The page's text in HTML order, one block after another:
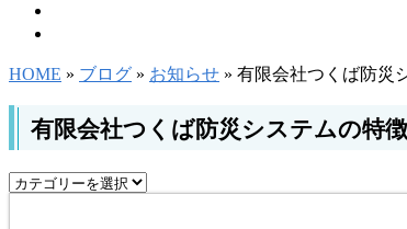
HOME » ブログ » お知らせ » 有限会社つくば防災
有限会社つくば防災システムの特